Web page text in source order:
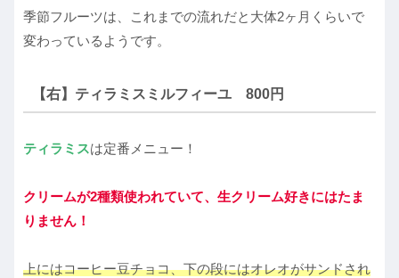
季節フルーツは、これまでの流れだと大体2ヶ月くらいで
変わっているようです。
【右】ティラミスミルフィーユ 800円
ティラミスは定番メニュー！
クリームが2種類使われていて、生クリーム好きにはたま
りません！
上にはコーヒー豆チョコ、下の段にはオレオがサンドされ